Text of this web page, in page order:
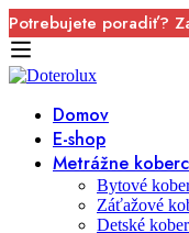
Potrebujete poradiť?
Domov
E-shop
Metrážne
Bytové
Záťažové
Detské